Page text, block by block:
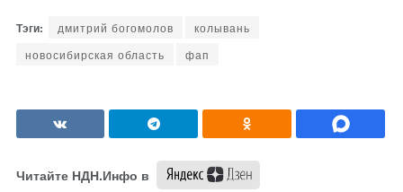
дмитрий богомолов
колывань
новосибирская область
фап
Читайте НДН.Инфо в